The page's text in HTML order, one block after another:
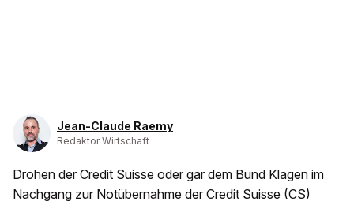
Jean-Claude Raemy
Redaktor Wirtschaft
Drohen der Credit Suisse oder gar dem Bund Klagen im
Nachgang zur Notübernahme der Credit Suisse (CS)